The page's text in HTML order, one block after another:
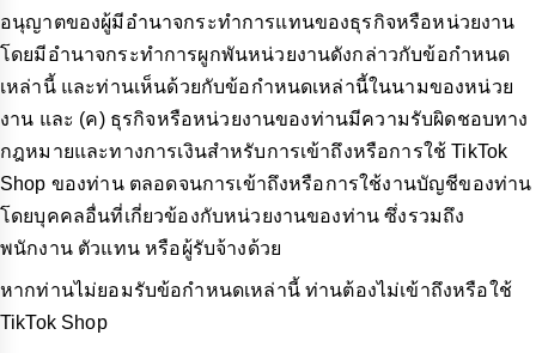
อนุญาตของผู้มีอำนาจกระทำการแทนของธุรกิจหรือหน่วยงาน
โดยมีอำนาจกระทำการผูกพันหน่วยงานดังกล่าวกับข้อกำหนด
เหล่านี้ และท่านเห็นด้วยกับข้อกำหนดเหล่านี้ในนามของหน่วย
งาน และ (ค) ธุรกิจหรือหน่วยงานของท่านมีความรับผิดชอบทาง
กฎหมายและทางการเงินสำหรับการเข้าถึงหรือการใช้ TikTok
Shop ของท่าน ตลอดจนการเข้าถึงหรือการใช้งานบัญชีของท่าน
โดยบุคคลอื่นที่เกี่ยวข้องกับหน่วยงานของท่าน ซึ่งรวมถึง
พนักงาน ตัวแทน หรือผู้รับจ้างด้วย
หากท่านไม่ยอมรับข้อกำหนดเหล่านี้ ท่านต้องไม่เข้าถึงหรือใช้
TikTok Shop